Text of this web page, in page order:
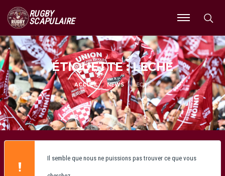
RUGBY
SCAPULAIRE
Ouvrir
le
menu
ÉTIQUETTE : LECHÉ
ACCUEIL NEWS LECHÉ
Il semble que nous ne puissions pas trouver ce que vous